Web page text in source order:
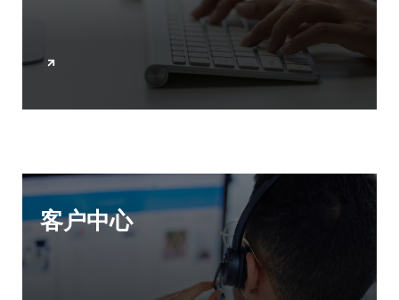
REQUEST A QUOTE
客户中心